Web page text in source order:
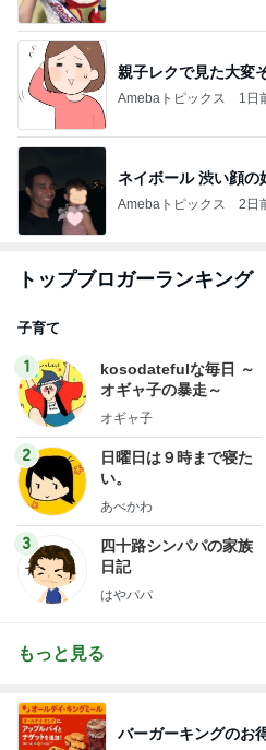
親子レクで見た大変
Amebaトピックス 1日
ネイボール 渋い顔の
Amebaトピックス 2日
トップブロガーランキング
子育て
1
kosodatefulな毎日 ～
オギャ子の暴走～
オギャ子
2
日曜日は９時まで寝た
い。
あべかわ
3
四十路シンパパの家族
日記
はやパパ
もっと見る
バーガーキングのお